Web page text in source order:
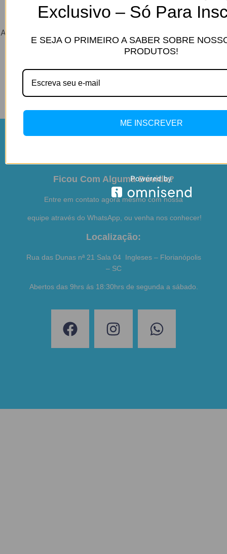
Algo grande está se formando! Nossa loja está em obras e
será lançada em breve!
Ficou Com Alguma Dúvida?
Entre em contato agora mesmo com nossa
equipe através do WhatsApp, ou venha nos conhecer!
Localização:
Rua das Dunas nª 21 Sala 04 Ingleses – Florianópolis
– SC
Abertos das 9hrs ás 18:30hrs de segunda a sábado.
Exclusivo – Só Para
E SEJA O PRIMEIRO A SABER SOBRE
PRODUTOS!
ME INSCREVER